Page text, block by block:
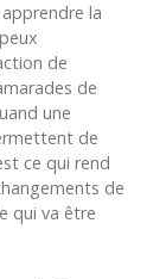
la
de
de
une
de
ce qui rend
de
qui va être